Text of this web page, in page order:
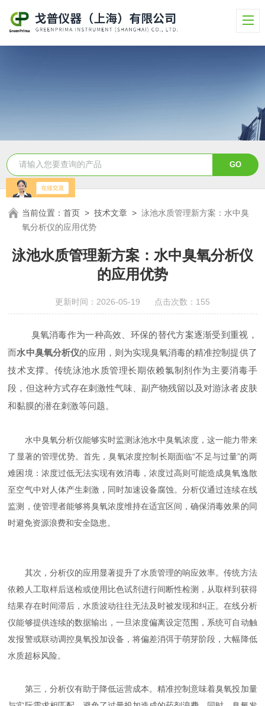
当前位置：首页 >技术文章 >泳池水质管理新方案：水中臭
氧分析仪的应用优势
泳池水质管理新方案：水中臭氧分析仪
的应用优势
更新时间：2026-05-19 点击次数：155
臭氧消毒作为一种高效、环保的替代方案逐渐受到重视，
而水中臭氧分析仪的应用，则为实现臭氧消毒的精准控制提供了
技术支撑。传统泳池水质管理长期依赖氯制剂作为主要消毒手
段，但这种方式存在刺激性气味、副产物残留以及对游泳者皮肤
和黏膜的潜在刺激等问题。
水中臭氧分析仪能够实时监测泳池水中臭氧浓度，这一能力带来
了显著的管理优势。首先，臭氧浓度控制长期面临“不足与过量”的两
难困境：浓度过低无法实现有效消毒，浓度过高则可能造成臭氧逸散
至空气中对人体产生刺激，同时加速设备腐蚀。分析仪通过连续在线
监测，使管理者能够将臭氧浓度维持在适宜区间，确保消毒效果的同
时避免资源浪费和安全隐患。
其次，分析仪的应用显著提升了水质管理的响应效率。传统方法
依赖人工取样后送检或使用比色试剂进行间断性检测，从取样到获得
结果存在时间滞后，水质波动往往无法及时被发现和纠正。在线分析
仪能够提供连续的数据输出，一旦浓度偏离设定范围，系统可自动触
发报警或联动调控臭氧投加设备，将偏差消弭于萌芽阶段，大幅降低
水质超标风险。
第三，分析仪有助于降低运营成本。精准控制意味着臭氧投加量